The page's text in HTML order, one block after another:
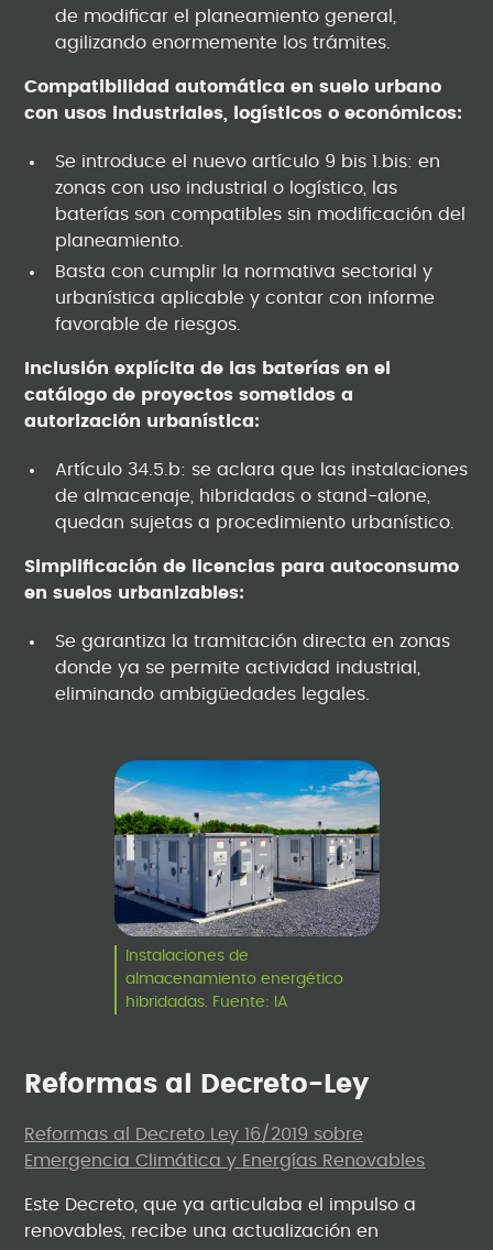
de modificar el planeamiento general,
agilizando enormemente los trámites.
Compatibilidad automática en suelo urbano
con usos industriales, logísticos o económicos:
Se introduce el nuevo artículo 9 bis 1.bis: en
zonas con uso industrial o logístico, las
baterías son compatibles sin modificación del
planeamiento.
Basta con cumplir la normativa sectorial y
urbanística aplicable y contar con informe
favorable de riesgos.
Inclusión explícita de las baterías en el
catálogo de proyectos sometidos a
autorización urbanística:
Artículo 34.5.b: se aclara que las instalaciones
de almacenaje, hibridadas o stand-alone,
quedan sujetas a procedimiento urbanístico.
Simplificación de licencias para autoconsumo
en suelos urbanizables:
Se garantiza la tramitación directa en zonas
donde ya se permite actividad industrial,
eliminando ambigüedades legales.
Instalaciones de
almacenamiento energético
hibridadas. Fuente: IA
Reformas al Decreto-Ley
Reformas al Decreto Ley 16/2019 sobre
Emergencia Climática y Energías Renovables
Este Decreto, que ya articulaba el impulso a
renovables, recibe una actualización en